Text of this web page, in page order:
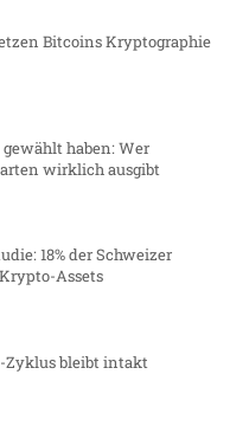
Bitcoins Kryptographie
haben: Wer
wirklich ausgibt
18% der Schweizer
Assets
Zyklus bleibt intakt